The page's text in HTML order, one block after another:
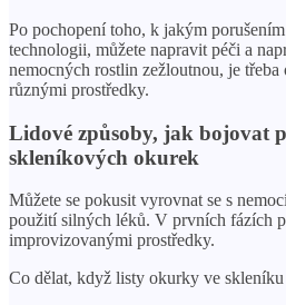
Po pochopení toho, k jakým
technologii, můžete napravit péči a
nemocných rostlin zežloutnou, je třeba
různými prostředky.
Lidové způsoby, jak bojovat
skleníkových okurek
Můžete se pokusit vyrovnat se s
použití silných léků. V prvních fázích
improvizovanými prostředky.
Co dělat, když listy okurky ve skleníku